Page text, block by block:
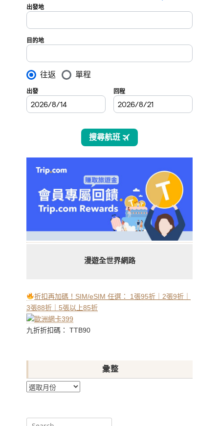
漫遊全世界網路
折扣再加碼！SIM/eSIM 任選： 1張95折｜2張9折｜
3張88折｜5張以上85折
九折折扣碼： TTB90
彙整
彙
Search